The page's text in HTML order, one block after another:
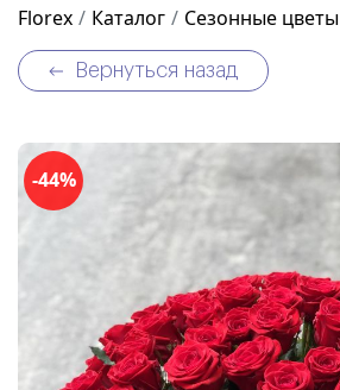
Florex Каталог Сезонные цветы
Вернуться назад
-44%